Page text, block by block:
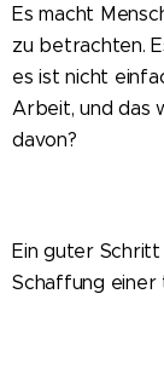
Es macht
zu betrachten.
es ist nicht
Arbeit, und das
davon?
Ein guter Schritt
Schaffung einer